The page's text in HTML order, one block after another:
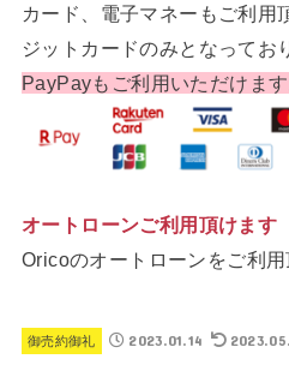
カード、電子マネーもご利用
ジットカードのみとなってお
PayPayもご利用いただけます
オートローンご利用頂けます
Oricoのオートローンをご利用
御売約御礼 2023.01.14